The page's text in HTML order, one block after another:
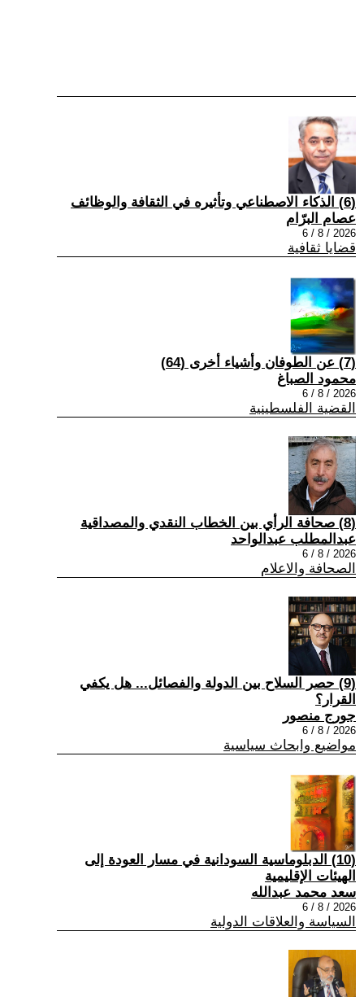
(6) الذكاء الاصطناعي وتأثيره في الثقافة والوظائف
عصام البرّام
2026 / 8 / 6
قضايا ثقافية
(7) عن الطوفان وأشياء أخرى (64)
محمود الصباغ
2026 / 8 / 6
القضية الفلسطينية
(8) صحافة الرأي بين الخطاب النقدي والمصداقية
عبدالمطلب عبدالواحد
2026 / 8 / 6
الصحافة والاعلام
(9) حصر السلاح بين الدولة والفصائل... هل يكفي
القرار؟
جورج منصور
2026 / 8 / 6
مواضيع وابحاث سياسية
(10) الدبلوماسية السودانية في مسار العودة إلى
الهيئات الإقليمية
سعد محمد عبدالله
2026 / 8 / 6
السياسة والعلاقات الدولية